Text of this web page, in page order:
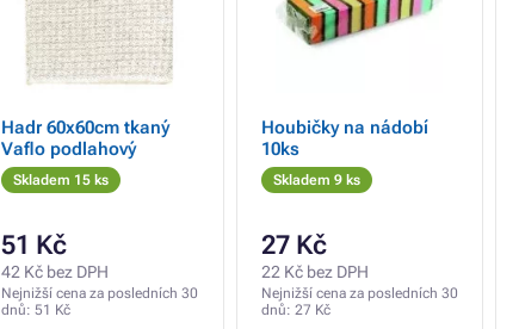
Hadr 60x60cm tkaný
Vaflo podlahový
Skladem 15 ks
51 Kč
42 Kč bez DPH
Nejnižší cena za posledních 30
dnů: 51 Kč
Houbičky na nádobí
10ks
Skladem 9 ks
27 Kč
22 Kč bez DPH
Nejnižší cena za posledních 30
dnů: 27 Kč